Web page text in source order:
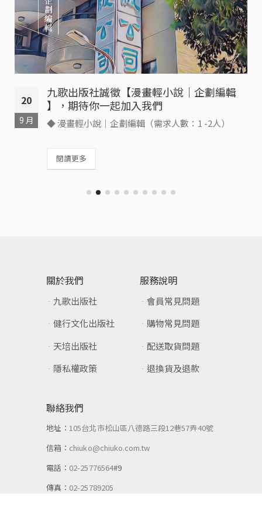
20
9 月
九歌出版社誠徵【漫畫輕小說｜企劃編輯
】，期待你一起加入我們
◆ 漫畫輕小說｜企劃編輯（需求人數：1 -2人）
閱讀更多
關於我們
九歌出版社
健行文化出版社
天培出版社
隱私權政策
服務說明
會員常見問題
購物常見問題
配送取貨問題
退換貨及退款
聯絡我們
地址： 105台北市松山區八德路三段12巷57弄40號
信箱： chiuko@chiuko.com.tw
電話： 02-25776564#9
傳真： 02-25789205